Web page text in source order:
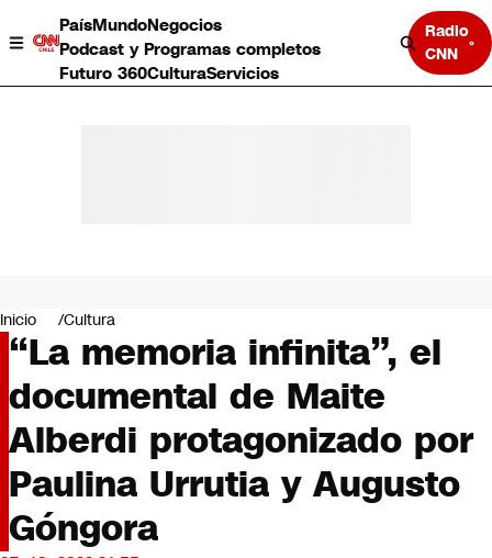
PaísMundoNegocios
Podcast y Programas completos
Futuro 360CulturaServicios
Radio
CNN
Negocios
Deportes
Programas completos
Cultura
Servicios
Bits
CNN tiempo
Futuro 360
Opinión
Inicio Cultura
“La memoria infinita”, el
documental de Maite
Alberdi protagonizado por
Paulina Urrutia y Augusto
Góngora